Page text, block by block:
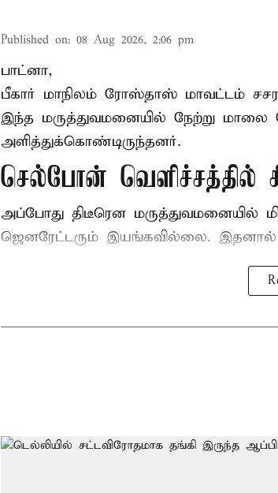
Published on: 08 Aug 2026, 2:06 pm
பாட்னா,
பீகார் மாநிலம் ரோஸ்தாஸ் மாவட்டம்
இந்த மருத்துவமனையில் நேற்று மாலை
அளித்துக்கொண்டிருந்தனர்.
செல்போன் வெளிச்சத்தில்
அப்போது திடீரென மருத்துவமனையில்
ஜெனரேட்டரும் இயங்கவில்லை. இதனால்